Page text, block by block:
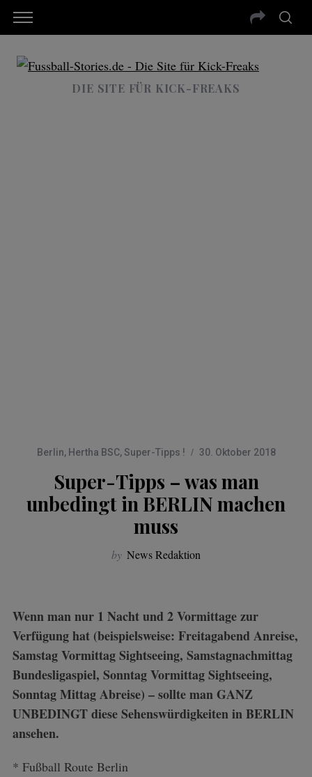
DIE SITE FÜR KICK-FREAKS
Berlin, Hertha BSC, Super-Tipps ! 30. Oktober 2018
Super-Tipps – was man
unbedingt in BERLIN machen
muss
by News Redaktion
Wenn man nur 1 Nacht und 2 Vormittage zur
Verfügung hat (beispielsweise: Freitagabend Anreise,
Samstag Vormittag Sightseeing, Samstagnachmittag
Bundesligaspiel, Sonntag Vormittag Sightseeing,
Sonntag Mittag Abreise) – sollte man GANZ
UNBEDINGT diese Sehenswürdigkeiten in BERLIN
ansehen.
* Fußball Route Berlin